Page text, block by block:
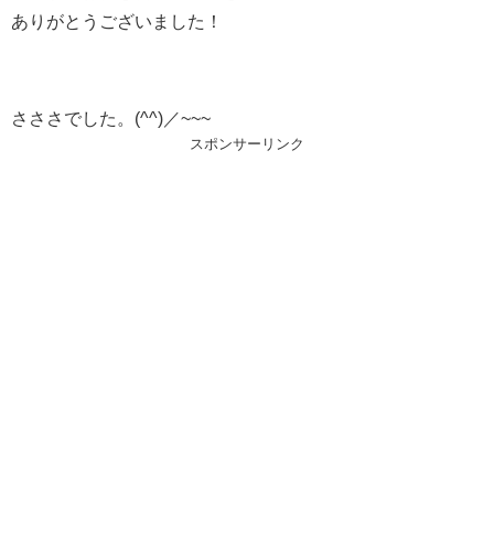
ありがとうございました！
さささでした。(^^)／~~~
スポンサーリンク